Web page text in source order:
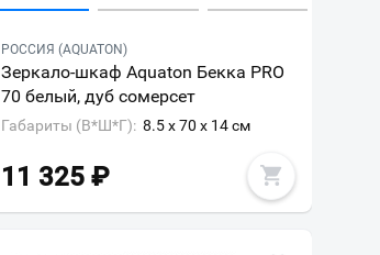
РОССИЯ (AQUATON)
Зеркало-шкаф Aquaton Бекка PRO
70 белый, дуб сомерсет
Габариты (В*Ш*Г): 8.5 x 70 x 14 см
11 325 ₽